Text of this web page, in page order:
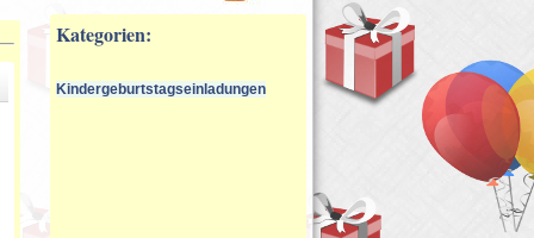
Kategorien:
Kindergeburtstagseinladungen